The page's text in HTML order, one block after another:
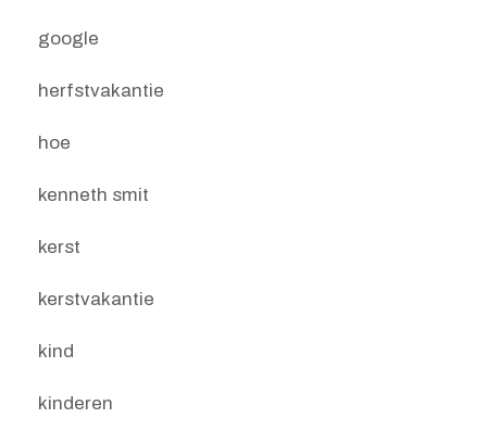
google
herfstvakantie
hoe
kenneth smit
kerst
kerstvakantie
kind
kinderen